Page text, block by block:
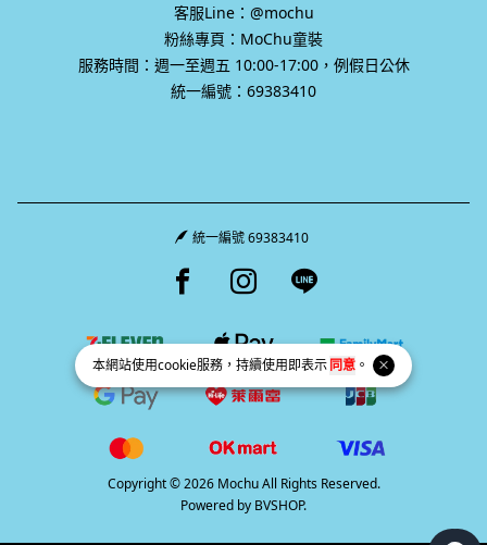
本網站使用cookie服務，持續使用即表示同意 。
客服Line：@mochu
粉絲專頁：MoChu童裝
服務時間：週一至週五 10:00-17:00，例假日公休
統一編號：69383410
統一編號 69383410
Facebook page
Instagram page
Line page
Copyright © 2026 Mochu All Rights Reserved.
Powered by BVSHOP.